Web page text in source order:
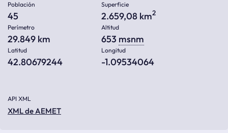
Población
45
Superficie
2.659,08 km2
Perímetro
29.849 km
Altitud
653 msnm
Latitud
42.80679244
Longitud
-1.09534064
API XML
XML de AEMET